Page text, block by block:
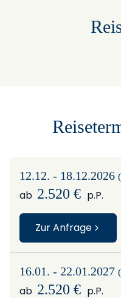
12.12. - 18.12.2026
ab 2.520 € p.P.
Zur Anfrage
16.01. - 22.01.2027
ab 2.520 € p.P.